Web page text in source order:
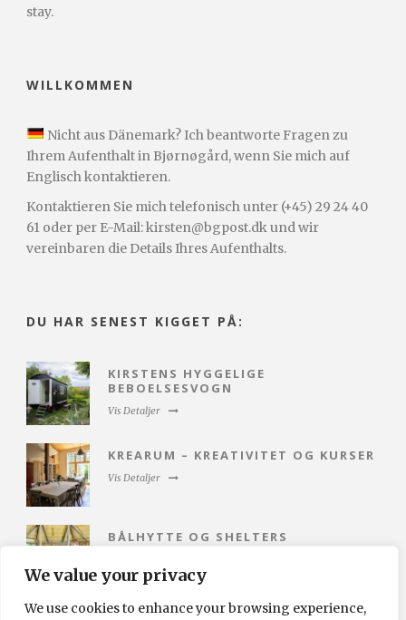
We value your privacy
We use cookies to enhance your browsing experience,
stay.
WILLKOMMEN
Nicht aus Dänemark? Ich beantworte Fragen zu
Ihrem Aufenthalt in Bjørnøgård, wenn Sie mich auf
Englisch kontaktieren.
Kontaktieren Sie mich telefonisch unter (+45) 29 24 40
61 oder per E-Mail: kirsten@bgpost.dk und wir
vereinbaren die Details Ihres Aufenthalts.
DU HAR SENEST KIGGET PÅ:
KIRSTENS HYGGELIGE
BEBOELSESVOGN
Vis Detaljer
KREARUM – KREATIVITET OG KURSER
Vis Detaljer
BÅLHYTTE OG SHELTERS